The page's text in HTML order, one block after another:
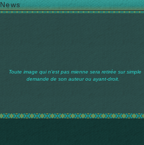
News
Toute image qui n'est pas mienne sera retirée sur simple
demande de son auteur ou ayant-droit.